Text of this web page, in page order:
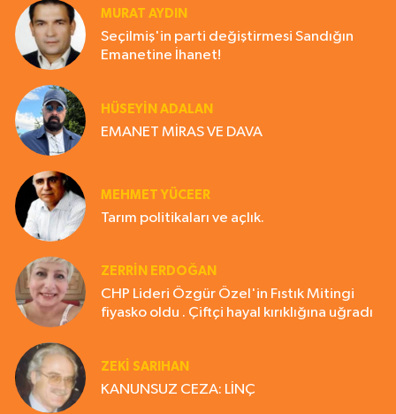
MURAT AYDIN
Seçilmiş'in parti değiştirmesi Sandığın
Emanetine İhanet!
HÜSEYIN ADALAN
EMANET MİRAS VE DAVA
MEHMET YÜCEER
Tarım politikaları ve açlık.
ZERRIN ERDOĞAN
CHP Lideri Özgür Özel'in Fıstık Mitingi
fiyasko oldu . Çiftçi hayal kırıklığına uğradı
ZEKI SARIHAN
KANUNSUZ CEZA: LİNÇ